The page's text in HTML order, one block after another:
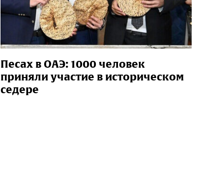
Песах в ОАЭ: 1000 человек
приняли участие в историческом
седере